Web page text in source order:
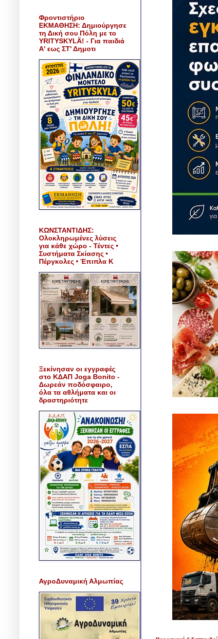
Φροντιστήριο
ΕΚΜΑΘΗΣΗ: Δημιούργησε
τη Δική σου Πόλη με το
YRITYSKYLÄ! - Για παιδιά
Α' εως ΣΤ' Δημοτι
ΚΩΝΣΤΑΝΤΙΔΗΣ:
Ολοκληρωμένες λύσεις
για κάθε χώρο - Τέντες •
Συστήματα Σκίασης •
Πέργκολες • Έπιπλα Κ
Ξεκίνησαν οι εγγραφές
στο ΚΔΑΠ Joga Bonito -
Δωρεάν ποδόσφαιρο,
όλα τα αθλήματα και οι
δραστηριότητε
ΑγροΔυναμική Αλμωπίας